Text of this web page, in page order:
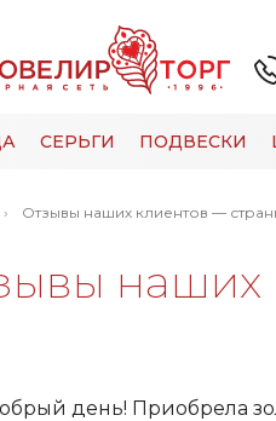
СЕРЬГИ ПОДВЕСКИ
Отзывы наших клиентов —
наших
день! Приобрела